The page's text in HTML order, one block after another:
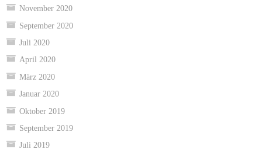
November 2020
September 2020
Juli 2020
April 2020
März 2020
Januar 2020
Oktober 2019
September 2019
Juli 2019